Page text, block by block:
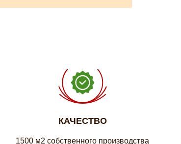
КАЧЕСТВО
1500 м2 собственного производства